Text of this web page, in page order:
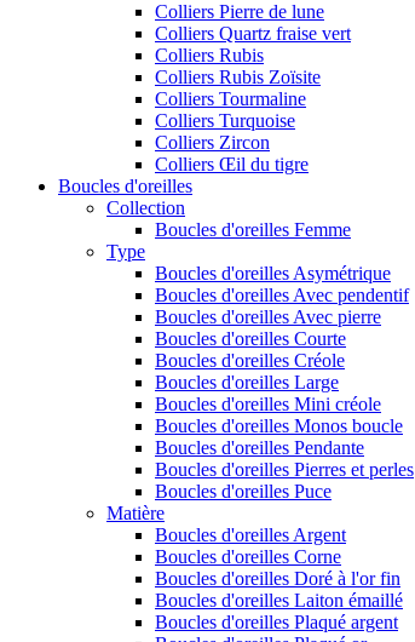
Colliers Pierre de lune
Colliers Quartz fraise vert
Colliers Rubis
Colliers Rubis Zoïsite
Colliers Tourmaline
Colliers Turquoise
Colliers Zircon
Colliers Œil du tigre
Boucles d'oreilles
Collection
Boucles d'oreilles Femme
Type
Boucles d'oreilles Asymétrique
Boucles d'oreilles Avec pendentif
Boucles d'oreilles Avec pierre
Boucles d'oreilles Courte
Boucles d'oreilles Créole
Boucles d'oreilles Large
Boucles d'oreilles Mini créole
Boucles d'oreilles Monos boucle
Boucles d'oreilles Pendante
Boucles d'oreilles Pierres et perles
Boucles d'oreilles Puce
Matière
Boucles d'oreilles Argent
Boucles d'oreilles Corne
Boucles d'oreilles Doré à l'or fin
Boucles d'oreilles Laiton émaillé
Boucles d'oreilles Plaqué argent